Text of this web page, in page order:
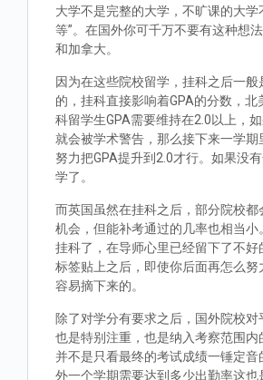
大学不是完整的大学，不旷课的大
等”。在国外你可千万不要有这种想
和加拿大。
因为在这些院校留学，挂科之后一般
的，挂科直接影响着GPA的分数，北
科留学生GPA需要维持在2.0以上，如
就会被学术警告，那么接下来一学期
努力把GPA提升到2.0才行。如果没
学了。
而英国虽然在挂科之后，部分院校都
机会，但能补考通过的几率也相当小
挂科了，在导师心里已经留下了不好
标签贴上之后，即使你后面再怎么努
容易摘下来的。
除了对学分有要求之后，国外院校
也是特别注重，也是纳入考察范围内
并不是只看最终的考试成绩一锤定音
外一个学期需要达到多少出勤率这也